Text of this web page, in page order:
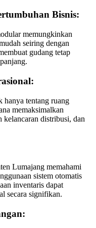
Bisnis:
memungkinkan
seiring dengan
gudang tetap
hanya tentang ruang
memaksimalkan
kelancaran distribusi, dan
Lumajang memahami
sistem otomatis
inventaris dapat
secara signifikan.